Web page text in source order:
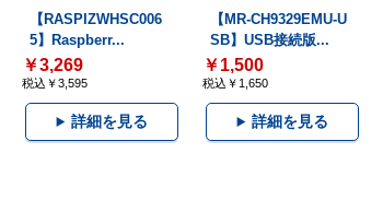
【RASPIZWHSC006
5】Raspberr...
￥3,269
税込￥3,595
詳細を見る
【MR-CH9329EMU-U
SB】USB接続版...
￥1,500
税込￥1,650
詳細を見る